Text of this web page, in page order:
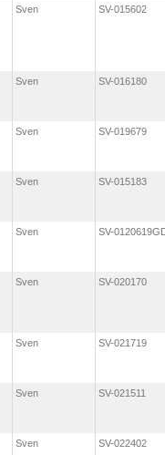
Sven SV-015602
Sven SV-016180
Sven SV-019679
Sven SV-015183
Sven SV-
Sven SV-020170
Sven SV-021719
Sven SV-021511
Sven SV-022402